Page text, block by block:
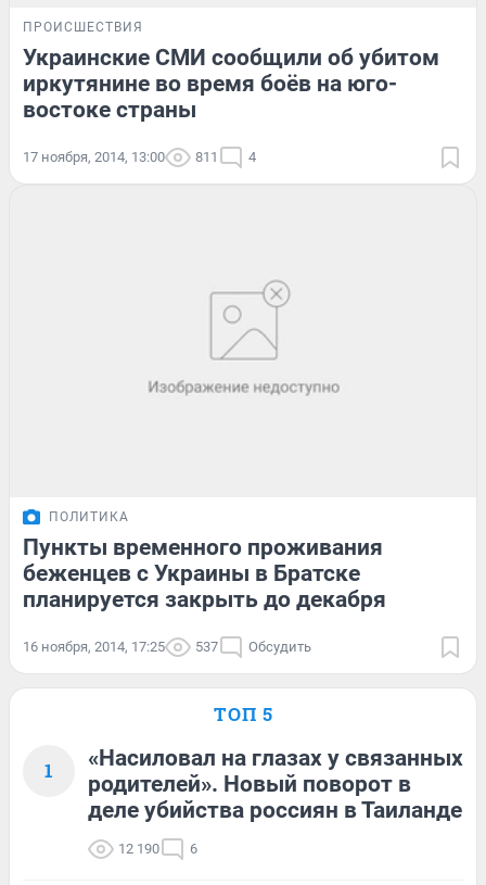
ПРОИСШЕСТВИЯ
Украинские СМИ сообщили об убитом
иркутянине во время боёв на юго-
востоке страны
17 ноября, 2014, 13:00 811 4
ПОЛИТИКА
Пункты временного проживания
беженцев с Украины в Братске
планируется закрыть до декабря
16 ноября, 2014, 17:25 537 Обсудить
ТОП 5
1
«Насиловал на глазах у связанных
родителей». Новый поворот в
деле убийства россиян в Таиланде
12 190 6